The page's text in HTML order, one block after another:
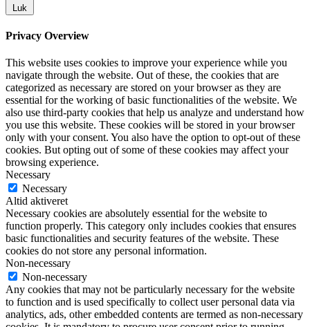
Luk
Privacy Overview
This website uses cookies to improve your experience while you
navigate through the website. Out of these, the cookies that are
categorized as necessary are stored on your browser as they are
essential for the working of basic functionalities of the website. We
also use third-party cookies that help us analyze and understand how
you use this website. These cookies will be stored in your browser
only with your consent. You also have the option to opt-out of these
cookies. But opting out of some of these cookies may affect your
browsing experience.
Necessary
Necessary
Altid aktiveret
Necessary cookies are absolutely essential for the website to
function properly. This category only includes cookies that ensures
basic functionalities and security features of the website. These
cookies do not store any personal information.
Non-necessary
Non-necessary
Any cookies that may not be particularly necessary for the website
to function and is used specifically to collect user personal data via
analytics, ads, other embedded contents are termed as non-necessary